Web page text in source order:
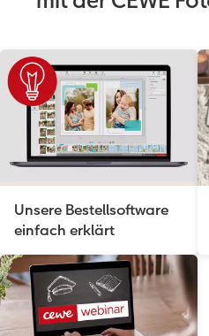
Unsere Bestellsoftware
einfach erklärt